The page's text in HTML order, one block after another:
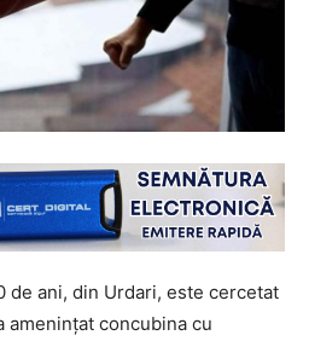
de ani, din Urdari, este cercetat
concubina cu